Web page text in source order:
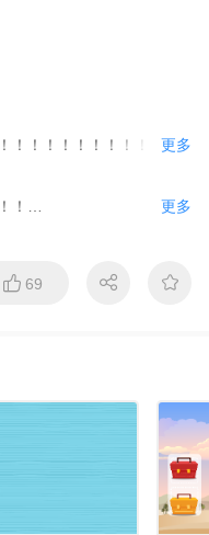
！！！！！！！！！！！
更多
！
更多
69